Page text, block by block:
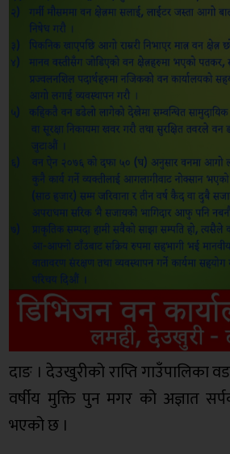
दाङ । देउखुरीको राप्ति गाउँपालिका
वर्षीय मुक्ति पुन मगर को अज्ञात
भएको छ ।